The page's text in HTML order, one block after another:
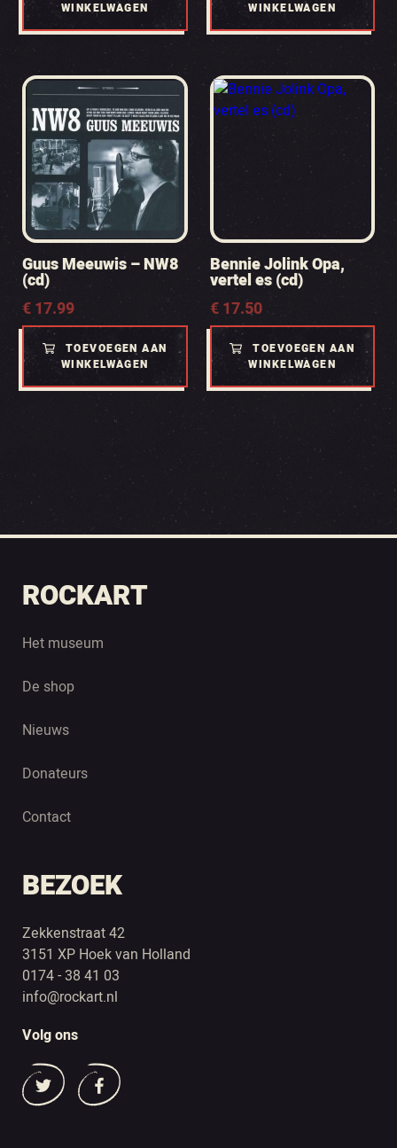
WINKELWAGEN
WINKELWAGEN
Guus Meeuwis – NW8
(cd)
€17.99
TOEVOEGEN AAN
WINKELWAGEN
Bennie Jolink Opa,
vertel es (cd)
€17.50
TOEVOEGEN AAN
WINKELWAGEN
ROCKART
Het museum
De shop
Nieuws
Donateurs
Contact
BEZOEK
Zekkenstraat 42
3151 XP Hoek van Holland
0174 - 38 41 03
info@rockart.nl
Volg ons